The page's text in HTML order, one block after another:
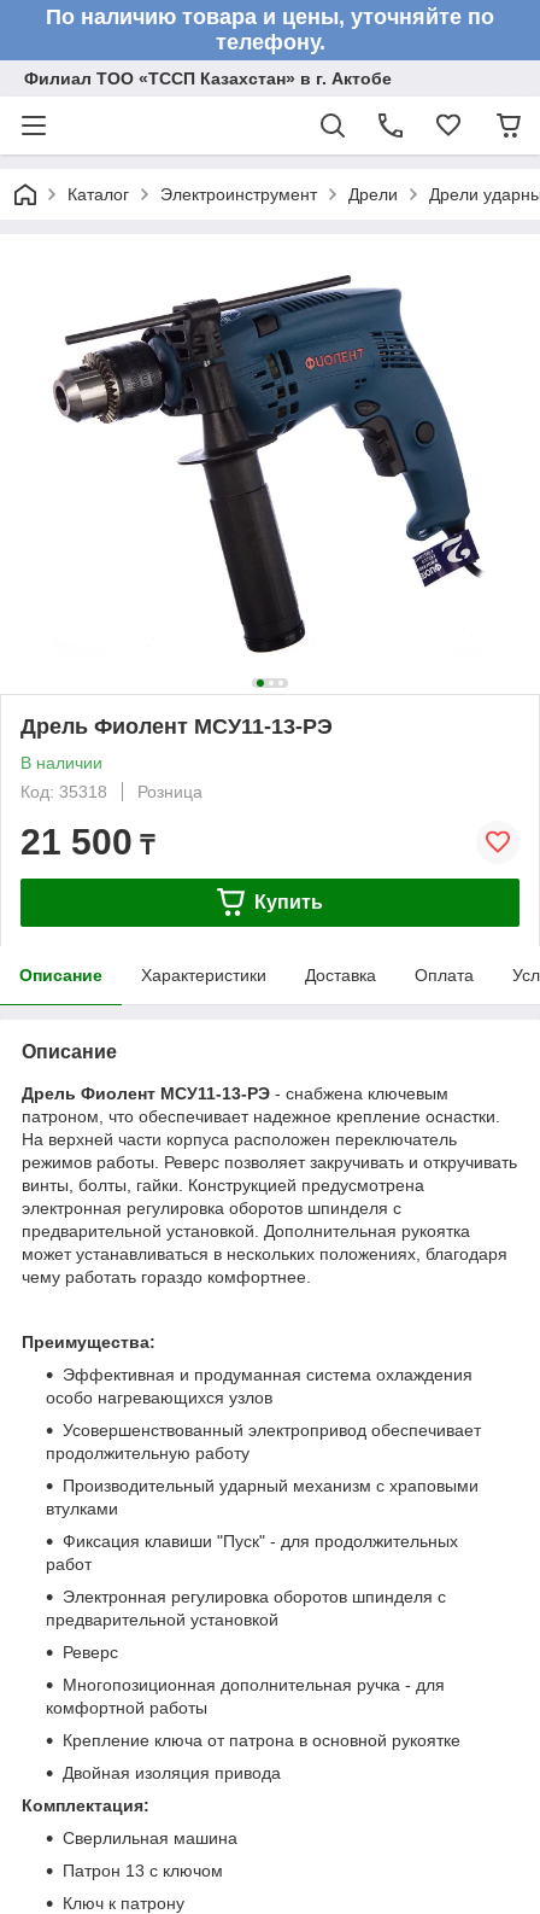
По наличию товара и цены, уточняйте по
телефону.
Филиал ТОО «ТССП Казахстан» в г. Актобе
Каталог Электроинструмент Дрели Дрели
Дрель Фиолент МСУ11-13-РЭ
В наличии
Код: 35318
Розница
21 500 ₸
Купить
Описание Характеристики Доставка Оплата
Описание
Дрель Фиолент МСУ11-13-РЭ - снабжена ключевым
патроном, что обеспечивает надежное крепление оснастки.
На верхней части корпуса расположен переключатель
режимов работы. Реверс позволяет закручивать и откручивать
винты, болты, гайки. Конструкцией предусмотрена
электронная регулировка оборотов шпинделя с
предварительной установкой. Дополнительная рукоятка
может устанавливаться в нескольких положениях, благодаря
чему работать гораздо комфортнее.
Преимущества:
Эффективная и продуманная система охлаждения
особо нагревающихся узлов
Усовершенствованный электропривод обеспечивает
продолжительную работу
Производительный ударный механизм с храповыми
втулками
Фиксация клавиши "Пуск" - для продолжительных
работ
Электронная регулировка оборотов шпинделя с
предварительной установкой
Реверс
Многопозиционная дополнительная ручка - для
комфортной работы
Крепление ключа от патрона в основной рукоятке
Двойная изоляция привода
Комплектация:
Сверлильная машина
Патрон 13 с ключом
Ключ к патрону